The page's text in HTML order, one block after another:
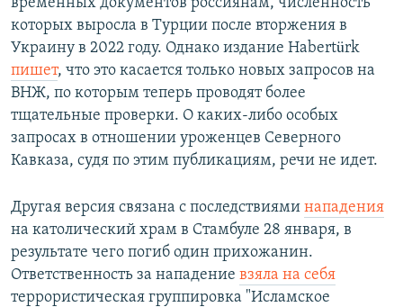
которых выросла в Турции после вторжения в
Украину в 2022 году. Однако издание Habertürk
пишет, что это касается только новых запросов на
ВНЖ, по которым теперь проводят более
тщательные проверки. О каких-либо особых
запросах в отношении уроженцев Северного
Кавказа, судя по этим публикациям, речи не идет.
Другая версия связана с последствиями нападения
на католический храм в Стамбуле 28 января, в
результате чего погиб один прихожанин.
Ответственность за нападение взяла на себя
террористическая группировка "Исламское